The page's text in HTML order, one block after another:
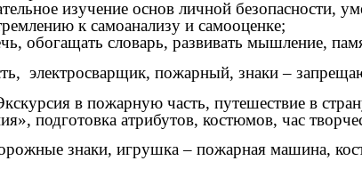
основ личной безопасности,
к самоанализу и самооценке;
словарь, развивать мышление,
электросварщик, пожарный, знаки –
в пожарную часть, путешествие в
подготовка атрибутов, костюмов, час
знаки, игрушка – пожарная машина,